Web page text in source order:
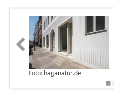
Foto: haganatur.de